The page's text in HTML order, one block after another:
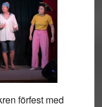
förfest med